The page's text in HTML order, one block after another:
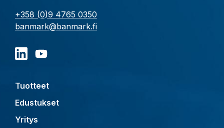
+358 (0)9 4765 0350
banmark@banmark.fi
Tuotteet
Edustukset
Yritys